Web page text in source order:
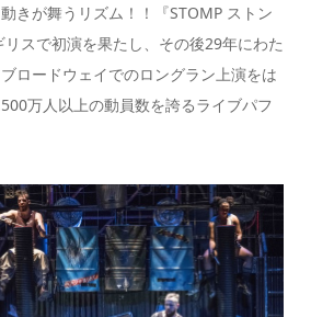
きが舞うリズム！！『STOMP ストン
スで初演を果たし、その後29年にわた
ロードウェイでのロングラン上演をは
万人以上の動員数を誇るライブパフ